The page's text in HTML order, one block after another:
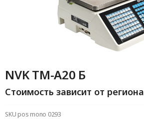
NVK TM-A20 Б
Стоимость зависит от региона
SKU pos mono 0293